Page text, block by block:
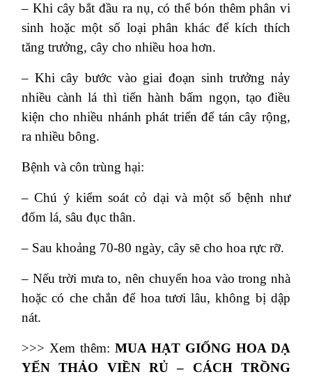
– Khi cây bắt đầu ra nụ, có thể bón thêm phân vi
sinh hoặc một số loại phân khác để kích thích
tăng trưởng, cây cho nhiều hoa hơn.
– Khi cây bước vào giai đoạn sinh trưởng nảy
nhiều cành lá thì tiến hành bấm ngọn, tạo điều
kiện cho nhiều nhánh phát triển để tán cây rộng,
ra nhiều bông.
Bệnh và côn trùng hại:
– Chú ý kiểm soát cỏ dại và một số bệnh như
đốm lá, sâu đục thân.
– Sau khoảng 70-80 ngày, cây sẽ cho hoa rực rỡ.
– Nếu trời mưa to, nên chuyển hoa vào trong nhà
hoặc có che chắn để hoa tươi lâu, không bị dập
nát.
>>> Xem thêm: MUA HẠT GIỐNG HOA DẠ
YẾN THẢO VIỀN RỦ – CÁCH TRỒNG